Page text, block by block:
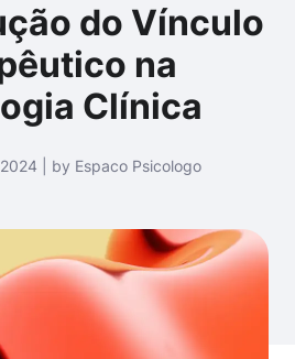
do Vínculo
na
Clínica
| by Espaco Psicologo